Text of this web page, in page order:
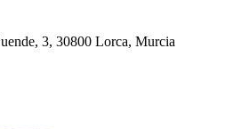
3, 30800 Lorca, Murcia